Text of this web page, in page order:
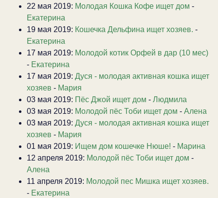
22 мая 2019: Молодая Кошка Кофе ищет дом -
Екатерина
19 мая 2019: Кошечка Дельфина ищет хозяев. -
Екатерина
17 мая 2019: Молодой котик Орфей в дар (10 мес)
- Екатерина
17 мая 2019: Дуся - молодая активная кошка ищет
хозяев - Мария
03 мая 2019: Пёс Джой ищет дом - Людмила
03 мая 2019: Молодой пёс Тоби ищет дом - Алена
03 мая 2019: Дуся - молодая активная кошка ищет
хозяев - Мария
01 мая 2019: Ищем дом кошечке Нюше! - Марина
12 апреля 2019: Молодой пёс Тоби ищет дом -
Алена
11 апреля 2019: Молодой пес Мишка ищет хозяев.
- Екатерина